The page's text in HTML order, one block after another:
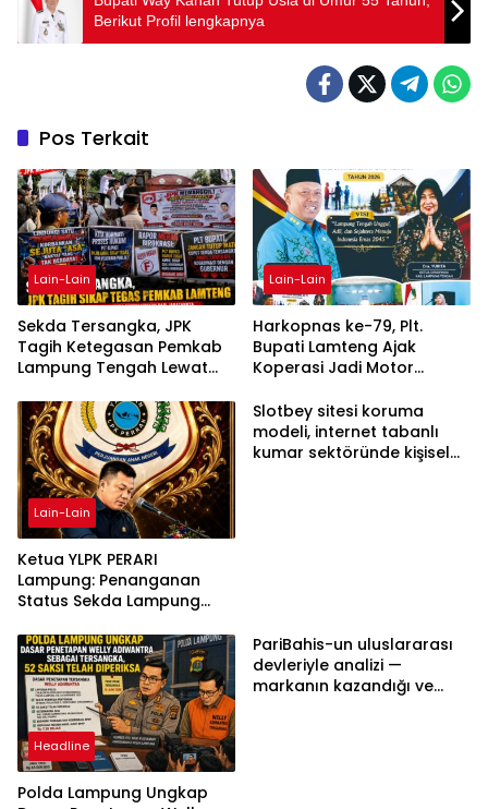
Berikut Profil lengkapnya
Pos Terkait
Lain-Lain
Sekda Tersangka, JPK
Tagih Ketegasan Pemkab
Lampung Tengah Lewat
Lain-Lain
Harkopnas ke-79, Plt.
Bupati Lamteng Ajak
Koperasi Jadi Motor
Lain-Lain
Ketua YLPK PERARI
Lampung: Penanganan
Status Sekda Lampung
Berdasarkan Aturan,
Bukan Tekanan Opini
Slotbey sitesi koruma
modeli, internet tabanlı
kumar sektöründe kişisel
Headline
Polda Lampung Ungkap
PariBahis-un uluslararası
devleriyle analizi —
markanın kazandığı ve